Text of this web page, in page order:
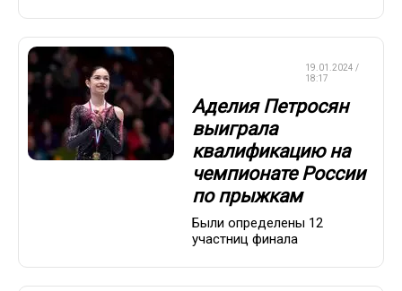
19.01.2024 /
18:17
Аделия Петросян
выиграла
квалификацию на
чемпионате России
по прыжкам
Были определены 12
участниц финала